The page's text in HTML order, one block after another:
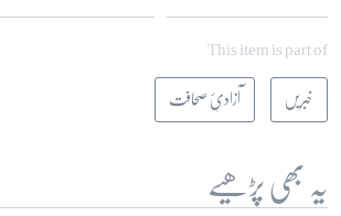
This item is part of
خبریں آزادیِٔ صحافت
یہ بھی پڑھیے